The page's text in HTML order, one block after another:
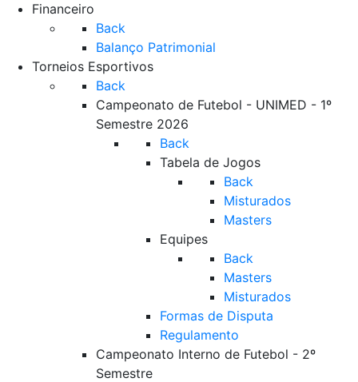
Financeiro
Back
Balanço Patrimonial
Torneios Esportivos
Back
Campeonato de Futebol - UNIMED - 1º
Semestre 2026
Back
Tabela de Jogos
Back
Misturados
Masters
Equipes
Back
Masters
Misturados
Formas de Disputa
Regulamento
Campeonato Interno de Futebol - 2º
Semestre